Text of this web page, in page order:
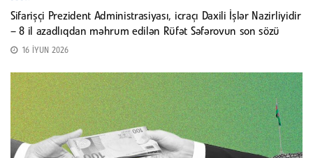
Sifarişçi Prezident Administrasiyası, icraçı Daxili İşlər Nazirliyidir
– 8 il azadlıqdan məhrum edilən Rüfət Səfərovun son sözü
16 İYUN 2026